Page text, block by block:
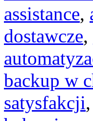
assistance,
dostawcze,
backup w
satysfakcji,